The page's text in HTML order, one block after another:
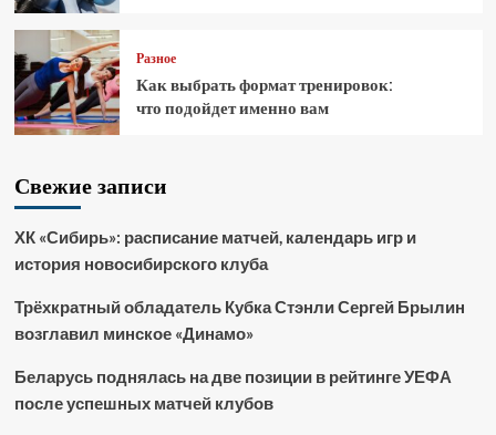
Разное
Как выбрать формат тренировок:
что подойдет именно вам
Свежие записи
ХК «Сибирь»: расписание матчей, календарь игр и
история новосибирского клуба
Трёхкратный обладатель Кубка Стэнли Сергей Брылин
возглавил минское «Динамо»
Беларусь поднялась на две позиции в рейтинге УЕФА
после успешных матчей клубов